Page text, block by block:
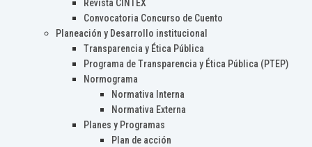
Revista CINTEX
Convocatoria Concurso de Cuento
Planeación y Desarrollo institucional
Transparencia y Ética Pública
Programa de Transparencia y Ética Pública (PTEP)
Normograma
Normativa Interna
Normativa Externa
Planes y Programas
Plan de acción